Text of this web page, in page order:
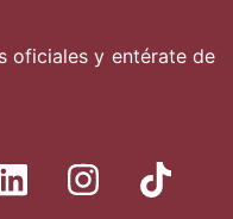
oficiales y entérate de